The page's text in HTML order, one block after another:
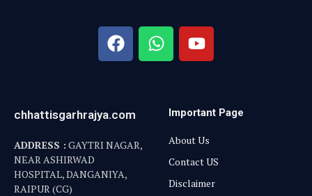
chhattisgarhrajya.com
ADDRESS : GAYTRI NAGAR,
NEAR ASHIRWAD
HOSPITAL, DANGANIYA,
RAIPUR (CG)
Important Page
About Us
Contact US
Disclaimer